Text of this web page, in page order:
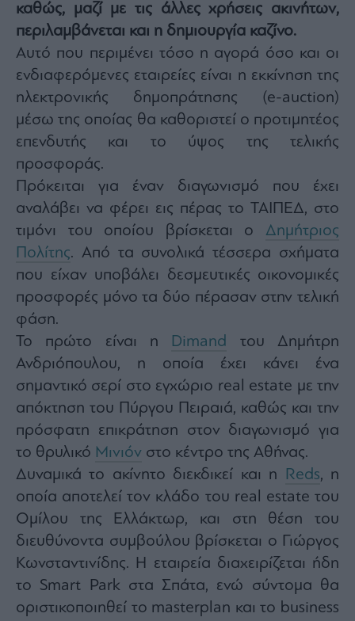
&
Style
Υγεία
Architecture
&
Design
Fashion
&
Art
Watches
Yachts
Table
Two
Μετοχές
Trader's
book
Buy-
Hold-
Sell
The
Investor
Crypto
Χρηματιστηριακές
Ανακοινώσεις
καθώς, μαζί με τις άλλες χρήσεις ακινήτων,
περιλαμβάνεται και η δημιουργία καζίνο.
Αυτό που περιμένει τόσο η αγορά όσο και οι
ενδιαφερόμενες εταιρείες είναι η εκκίνηση της
ηλεκτρονικής δημοπράτησης (e-auction)
μέσω της οποίας θα καθοριστεί ο προτιμητέος
επενδυτής και το ύψος της τελικής
προσφοράς.
Πρόκειται για έναν διαγωνισμό που έχει
αναλάβει να φέρει εις πέρας το ΤΑΙΠΕΔ, στο
τιμόνι του οποίου βρίσκεται ο Δημήτριος
Πολίτης. Από τα συνολικά τέσσερα σχήματα
που είχαν υποβάλει δεσμευτικές οικονομικές
προσφορές μόνο τα δύο πέρασαν στην τελική
φάση.
Το πρώτο είναι η
Dimand
του Δημήτρη
Ανδριόπουλου, η οποία έχει κάνει ένα
σημαντικό σερί στο εγχώριο real estate με την
απόκτηση του Πύργου Πειραιά, καθώς και την
πρόσφατη επικράτηση στον διαγωνισμό για
το θρυλικό Μινιόν στο κέντρο της Αθήνας.
Δυναμικά το ακίνητο διεκδικεί και η
Reds, η
οποία αποτελεί τον κλάδο του real estate του
Ομίλου της Ελλάκτωρ, και στη θέση του
διευθύνοντα συμβούλου βρίσκεται ο Γιώργος
Κωνσταντινίδης. Η εταιρεία διαχειρίζεται ήδη
το Smart Park στα Σπάτα, ενώ σύντομα θα
οριστικοποιηθεί το masterplan και το business